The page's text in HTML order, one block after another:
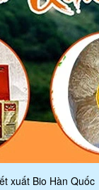
xuất Bio Hàn Quốc